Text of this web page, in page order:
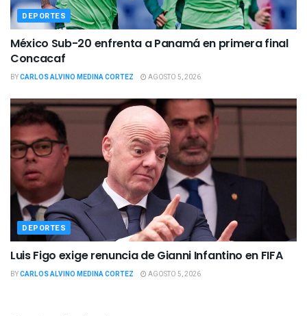
DEPORTES
México Sub-20 enfrenta a Panamá en primera final
Concacaf
BYCARLOS ALVINO MEDINA CORTEZ AGOSTO 5, 2026
DEPORTES
Luis Figo exige renuncia de Gianni Infantino en FIFA
BYCARLOS ALVINO MEDINA CORTEZ AGOSTO 5, 2026